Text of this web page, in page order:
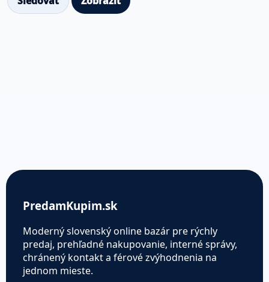
PredamKupim.sk
Moderný slovenský online bazár pre rýchly
predaj, prehľadné nakupovanie, interné správy,
chránený kontakt a férové zvýhodnenia na
jednom mieste.